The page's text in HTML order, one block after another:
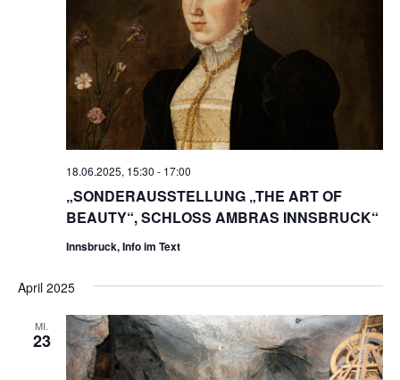
„SONDERAUSSTELLUNG „THE ART OF
BEAUTY“, SCHLOSS AMBRAS INNSBRUCK“
18.06.2025, 15:30 - 17:00
Innsbruck, Info im Text
April 2025
MI.
23